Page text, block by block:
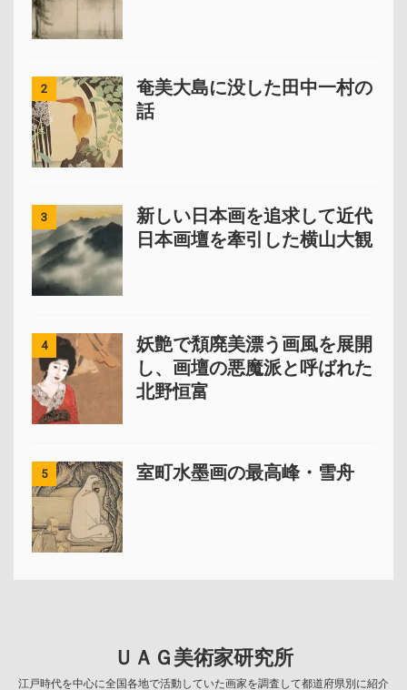
2
奄美大島に没した田中一村の
話
3
新しい日本画を追求して近代
日本画壇を牽引した横山大観
4
妖艶で頽廃美漂う画風を展開
し、画壇の悪魔派と呼ばれた
北野恒富
5 室町水墨画の最高峰・雪舟
ＵＡＧ美術家研究所
江戸時代を中心に全国各地で活動していた画家を調査して都道府県別に紹介